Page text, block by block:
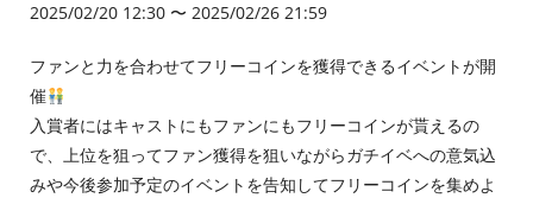
2025/02/20 12:30 〜 2025/02/26 21:59
ファンと力を合わせてフリーコインを獲得できるイベントが開
催
入賞者にはキャストにもファンにもフリーコインが貰えるの
で、上位を狙ってファン獲得を狙いながらガチイベへの意気込
みや今後参加予定のイベントを告知してフリーコインを集めよ